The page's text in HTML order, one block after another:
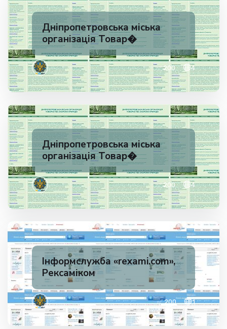
Дніпропетровська міська
організація Товар�
✅ 200 4
Дніпропетровська міська
організація Товар�
✅ 200 4
Iнформслужба «rexami.com»,
Рексаміком
✅ 200 1